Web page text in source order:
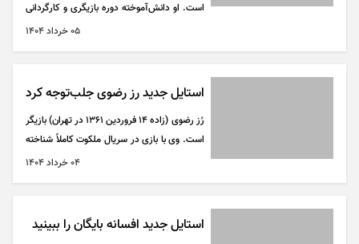
است. او دانش‌آموخته دوره بازیگری و کارگردانی
در آکادمی حمید سمندریان است و همچنین دوره
ورزش موتورسواری نیز فعالیت می‌کند.
۰۵ خرداد ۱۴۰۴
استایل جدید رز رضوی جلب‌توجه کرد
رُز رضوی (زاده ۱۴ فروردین ۱۳۶۱ در تهران) بازیگر
است. وی با بازی در سریال ملکوت کاملاً شناخته
شد، از دیگر آثار او می‌توان به مختارنامه، کلاه
۰۴ خرداد ۱۴۰۴
استایل جدید افسانه بایگان را ببینید